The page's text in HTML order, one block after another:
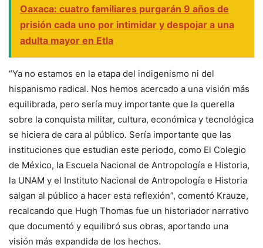
Oaxaca: cuatro familiares purgarán 9 años de
prisión cada uno por intimidar y despojar a una
adulta mayor en Etla
“Ya no estamos en la etapa del indigenismo ni del
hispanismo radical. Nos hemos acercado a una visión más
equilibrada, pero sería muy importante que la querella
sobre la conquista militar, cultura, económica y tecnológica
se hiciera de cara al público. Sería importante que las
instituciones que estudian este periodo, como El Colegio
de México, la Escuela Nacional de Antropología e Historia,
la UNAM y el Instituto Nacional de Antropología e Historia
salgan al público a hacer esta reflexión”, comentó Krauze,
recalcando que Hugh Thomas fue un historiador narrativo
que documentó y equilibró sus obras, aportando una
visión más expandida de los hechos.